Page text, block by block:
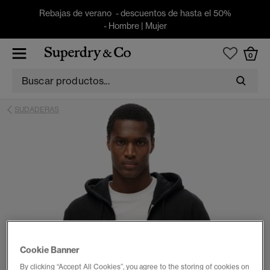
Rebajas de verano - descuentos de hasta el 50%
- Hombre| Mujer
0
SUDADERAS
Cookie Banner
By clicking “Accept All Cookies”, you agree to the storing of cookies on